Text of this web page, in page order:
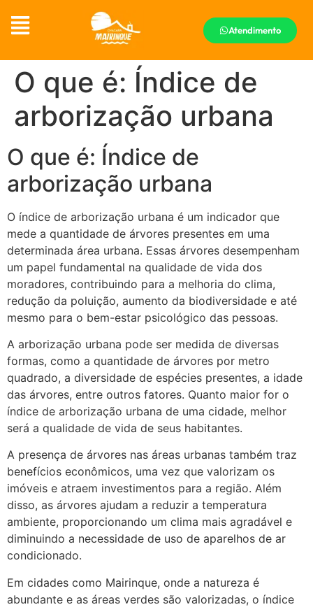
Atendimento
O que é: Índice de
arborização urbana
O que é: Índice de
arborização urbana
O índice de arborização urbana é um indicador que
mede a quantidade de árvores presentes em uma
determinada área urbana. Essas árvores desempenham
um papel fundamental na qualidade de vida dos
moradores, contribuindo para a melhoria do clima,
redução da poluição, aumento da biodiversidade e até
mesmo para o bem-estar psicológico das pessoas.
A arborização urbana pode ser medida de diversas
formas, como a quantidade de árvores por metro
quadrado, a diversidade de espécies presentes, a idade
das árvores, entre outros fatores. Quanto maior for o
índice de arborização urbana de uma cidade, melhor
será a qualidade de vida de seus habitantes.
A presença de árvores nas áreas urbanas também traz
benefícios econômicos, uma vez que valorizam os
imóveis e atraem investimentos para a região. Além
disso, as árvores ajudam a reduzir a temperatura
ambiente, proporcionando um clima mais agradável e
diminuindo a necessidade de uso de aparelhos de ar
condicionado.
Em cidades como Mairinque, onde a natureza é
abundante e as áreas verdes são valorizadas, o índice